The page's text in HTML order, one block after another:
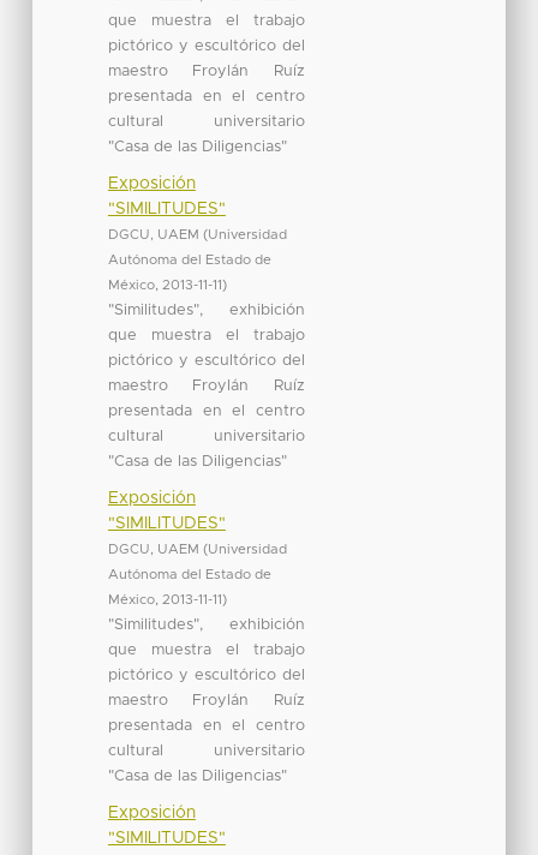
que muestra el trabajo
pictórico y escultórico del
maestro Froylán Ruíz
presentada en el centro
cultural universitario
"Casa de las Diligencias"
Exposición
"SIMILITUDES"
DGCU, UAEM (Universidad
Autónoma del Estado de
México, 2013-11-11)
"Similitudes", exhibición
que muestra el trabajo
pictórico y escultórico del
maestro Froylán Ruíz
presentada en el centro
cultural universitario
"Casa de las Diligencias"
Exposición
"SIMILITUDES"
DGCU, UAEM (Universidad
Autónoma del Estado de
México, 2013-11-11)
"Similitudes", exhibición
que muestra el trabajo
pictórico y escultórico del
maestro Froylán Ruíz
presentada en el centro
cultural universitario
"Casa de las Diligencias"
Exposición
"SIMILITUDES"